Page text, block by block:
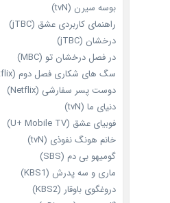
بوسه سیرن (tvN)
راهنمای کاربردی عشق (jTBC)
درخشان (jTBC)
در فصل درخشان تو (MBC)
سگ های شکاری فصل دوم (Netflix)
دوست‌ پسر سفارشی (Netflix)
دنیای ما (tvN)
فوبیای عشق (U+ Mobile TV)
خانم هونگ نفوذی (tvN)
گومیهو بی دم (SBS)
ماری و سه پدرش (KBS1)
دروغگوی باوقار (KBS2)